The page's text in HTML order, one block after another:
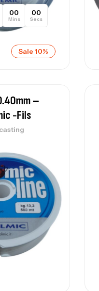
00
Mins
00
Secs
Sale 10%
–
-Fils